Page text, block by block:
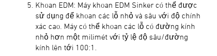
Khoan EDM: Máy khoan EDM Sinker có thể được
sử dụng để khoan các lỗ nhỏ và sâu với độ chính
xác cao. Máy có thể khoan các lỗ có đường kính
nhỏ hơn một milimét với tỷ lệ độ sâu/đường
kính lên tới 100:1.